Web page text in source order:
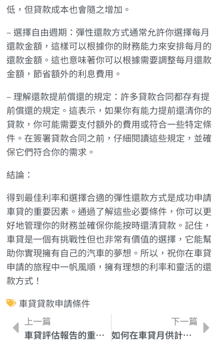
低，但貸款成本也會隨之增加。
– 選擇自由週期：彈性還款方式通常允許你選擇每月
還款金額，這樣可以根據你的財務能力來安排每月的
還款金額。這也意味著你可以根據需要調整每月還款
金額，節省額外的利息費用。
– 理解還款提前償還的規定：許多貸款合同都存有提
前償還的規定。這表示，如果你有能力提前還清你的
貸款，你可能需要支付額外的費用或符合一些特定條
件。在簽署貸款合同之前，仔細閱讀這些規定，並確
保它們符合你的需求。
結論：
得到最佳利率和選擇合適的彈性還款方式是成功申請
車貸的重要因素。通過了解這些必要條件，你可以更
好地管理你的財務並確保你能按時還清貸款。記住，
車貸是一個有挑戰性但也非常有價值的選擇，它能幫
助你實現擁有自己的汽車的夢想。所以，祝你在車貸
申請的旅程中一帆風順，擁有理想的利率和靈活的還
款方式！
車貸貸款申請條件
上一篇
車貸評估報告的重要性：為什麼您需要一份詳盡的報告
下一篇
如何在車貸月供計算中考慮利率和還款期限？